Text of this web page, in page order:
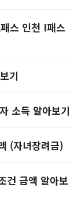
스 인천 I패스
기
소득 알아보기
(자녀장려금)
건 금액 알아보